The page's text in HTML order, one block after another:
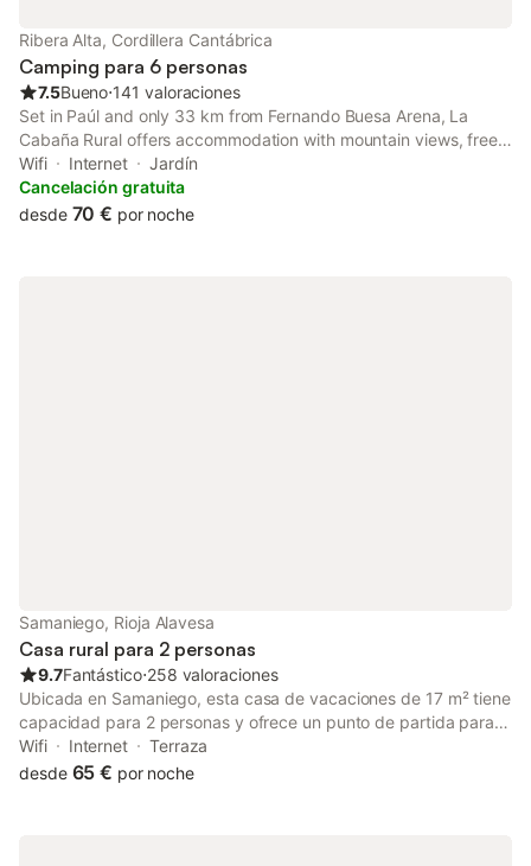
Ribera Alta, Cordillera Cantábrica
Camping para 6 personas
7.5Bueno⋅141 valoraciones
Set in Paúl and only 33 km from Fernando Buesa Arena, La
Cabaña Rural offers accommodation with mountain views, free
WiFi and free private parking.
Wifi Internet
Jardín
Cancelación gratuita
desde 70 € por noche
Samaniego, Rioja Alavesa
Casa rural para 2 personas
9.7Fantástico⋅258 valoraciones
Ubicada en Samaniego, esta casa de vacaciones de 17 m² tiene
capacidad para 2 personas y ofrece un punto de partida para
explorar la región vinícola circundante. La propiedad cuenta
con un dormitorio con una cama grande king size y una cama
Wifi Internet
Terraza
desde 65 € por noche